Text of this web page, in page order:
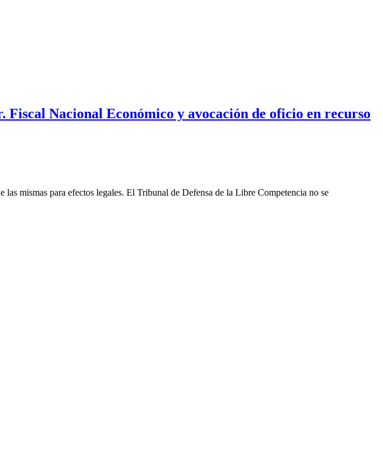
Nacional Económico y avocación de oficio en recurso
mismas para efectos legales. El Tribunal de Defensa de la Libre Competencia no se